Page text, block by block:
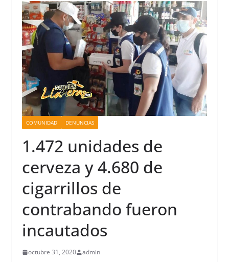
COMUNIDAD DENUNCIAS
1.472 unidades de
cerveza y 4.680 de
cigarrillos de
contrabando fueron
incautados
octubre 31, 2020 admin